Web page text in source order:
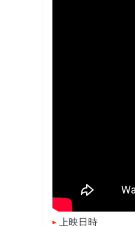
上映日時